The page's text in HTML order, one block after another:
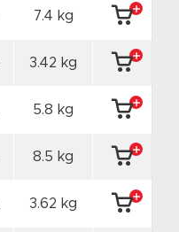
7.4 kg
3.42 kg
5.8 kg
8.5 kg
3.62 kg